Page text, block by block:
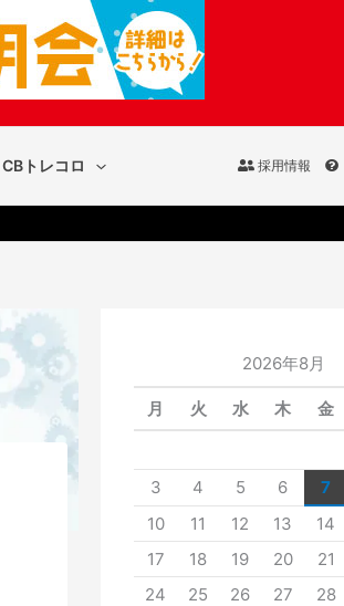
CBトレコロ 採用情報
2026年8月
月 火 水 木 金
3
4 5 6 7
10
11 12 13 14
17
18 19 20 21
24
25 26 27 28